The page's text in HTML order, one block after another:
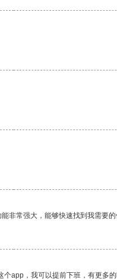
非常强大，能够快速找到我需要的
app，我可以提前下班，有更多的